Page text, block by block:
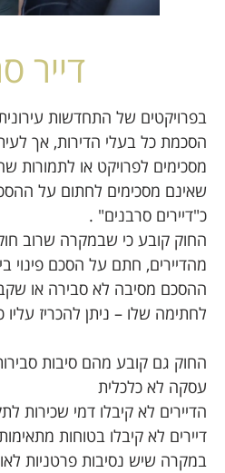
דייר
בפרויקטים של התחדשות
הסכמת כל בעלי הדירות, אך
מסכימים לפרויקט או לתמורות
שאינם מסכימים לחתום על
כ"דיירים סרבנים" .
מהדיירים, חתם על הסכם פינוי
ההסכם מסיבה לא סבירה או
לחתימה שלו – ניתן להכריז עליו
החוק גם קובע מהם סיבות
עסקה לא כלכלית
הדיירים לא קיבלו דמי שכירות
דיירים לא קיבלו בטוחות
במקרה שיש נסיבות פרטניות